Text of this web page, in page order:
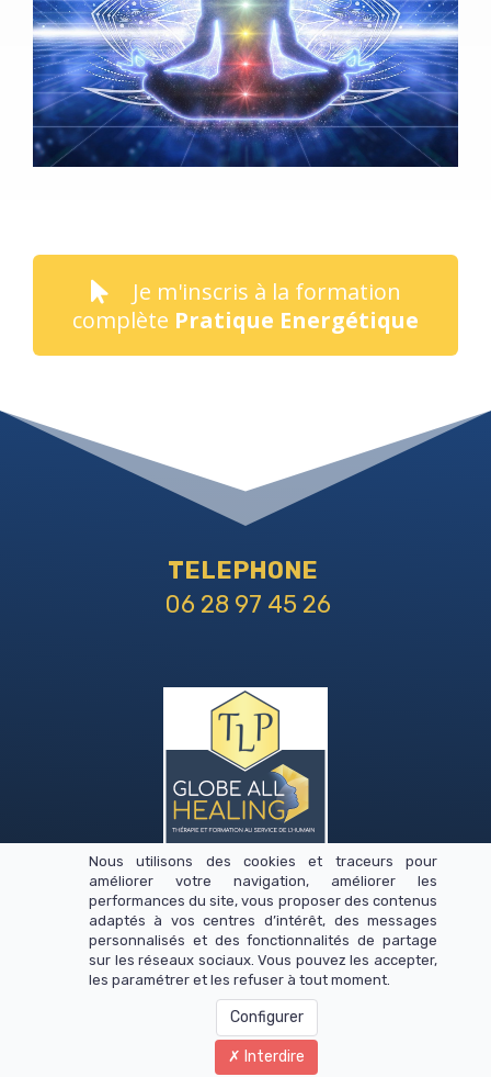
Je m'inscris à la formation
complète Pratique Energétique
TELEPHONE
06 28 97 45 26
Copyright © 2026
Mentions légales
CGV
E-MAIL
Nous utilisons des cookies et traceurs pour
améliorer votre navigation, améliorer les
performances du site, vous proposer des contenus
adaptés à vos centres d’intérêt, des messages
personnalisés et des fonctionnalités de partage
sur les réseaux sociaux. Vous pouvez les accepter,
les paramétrer et les refuser à tout moment.
Configurer
Interdire